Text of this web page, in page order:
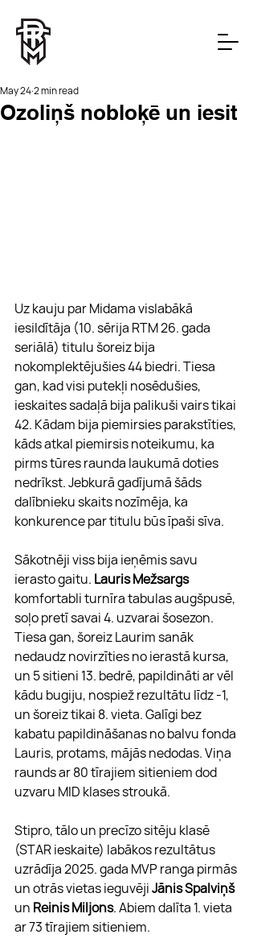
Ozoliņš nobloķē un iesit
May 242 min read
Uz kauju par Midama vislabākā
iesildītāja (10. sērija RTM 26. gada
seriālā) titulu šoreiz bija
nokomplektējušies 44 biedri. Tiesa
gan, kad visi putekļi nosēdušies,
ieskaites sadaļā bija palikuši vairs tikai
42. Kādam bija piemirsies parakstīties,
kāds atkal piemirsis noteikumu, ka
pirms tūres raunda laukumā doties
nedrīkst. Jebkurā gadījumā šāds
dalībnieku skaits nozīmēja, ka
konkurence par titulu būs īpaši sīva.
Sākotnēji viss bija ieņēmis savu
ierasto gaitu. Lauris Mežsargs
komfortabli turnīra tabulas augšpusē,
soļo pretī savai 4. uzvarai šosezon.
Tiesa gan, šoreiz Laurim sanāk
nedaudz novirzīties no ierastā kursa,
un 5 sitieni 13. bedrē, papildināti ar vēl
kādu bugiju, nospiež rezultātu līdz -1,
un šoreiz tikai 8. vieta. Galīgi bez
kabatu papildināšanas no balvu fonda
Lauris, protams, mājās nedodas. Viņa
raunds ar 80 tīrajiem sitieniem dod
uzvaru MID klases stroukā.
Stipro, tālo un precīzo sitēju klasē
(STAR ieskaite) labākos rezultātus
uzrādīja 2025. gada MVP ranga pirmās
un otrās vietas ieguvēji Jānis Spalviņš
un Reinis Miljons. Abiem dalīta 1. vieta
ar 73 tīrajiem sitieniem.